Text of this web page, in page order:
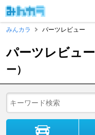
みんカラ
パーツレビュー
パーツレビュー
ー）